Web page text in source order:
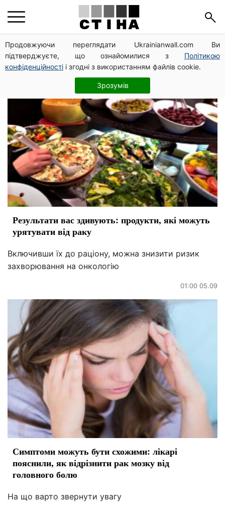
Продовжуючи переглядати Ukrainianwall.com Ви
підтверджуєте, що ознайомилися з Політикою
конфіденційності і згодні з використанням файлів cookie.
Зрозумів
заболевания
Результати вас здивують: продукти, які можуть
урятувати від раку
Включивши їх до раціону, можна знизити ризик
захворювання на онкологію
01:00 05.09
Симптоми можуть бути схожими: лікарі
пояснили, як відрізнити рак мозку від
головного болю
На що варто звернути увагу